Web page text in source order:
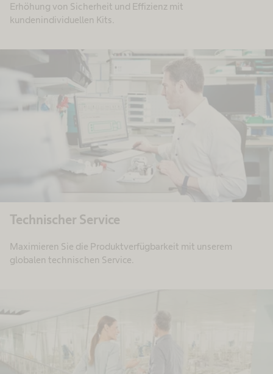
Erhöhung von Sicherheit und Effizienz mit
kundenindividuellen Kits.
Technischer Service
Maximieren Sie die Produktverfügbarkeit mit unserem
globalen technischen Service.